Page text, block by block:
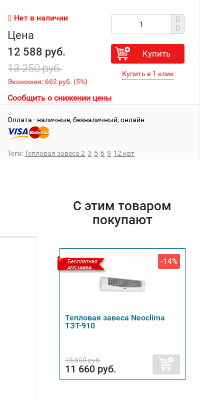
Нет в наличии
Цена
12 588 руб.
13 250 руб.
Экономия:662 руб. (5%)
Купить
Сообщить о снижении цены
Оплата - наличные, безналичный, онлайн
Теги:Тепловая завеса 2 3 5 6 9 12 квт
С этим товаром
покупают
Бесплатная
доставка
-14%
Тепловая завеса Neoclima
ТЗТ-910
13 600 руб.
11 660 руб.